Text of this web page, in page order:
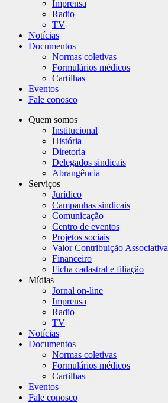
Imprensa
Radio
TV
Notícias
Documentos
Normas coletivas
Formulários médicos
Cartilhas
Eventos
Fale conosco
Quem somos
Institucional
História
Diretoria
Delegados sindicais
Abrangência
Serviços
Jurídico
Campanhas sindicais
Comunicação
Centro de eventos
Projetos sociais
Valor Contribuição Associativa
Financeiro
Ficha cadastral e filiação
Mídias
Jornal on-line
Imprensa
Radio
TV
Notícias
Documentos
Normas coletivas
Formulários médicos
Cartilhas
Eventos
Fale conosco